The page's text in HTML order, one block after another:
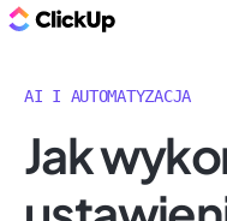
AI I AUTOMATYZACJA
Jak